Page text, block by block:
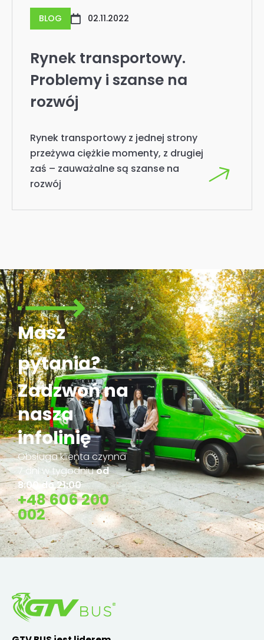
Masz
pytania?
dni w tygodniuod 8:00 do
21:00
+48 606 200
002
GTV BUS jest liderem
transportu osobowego.
46-040 Ozimek
NIP 991-05-14-597